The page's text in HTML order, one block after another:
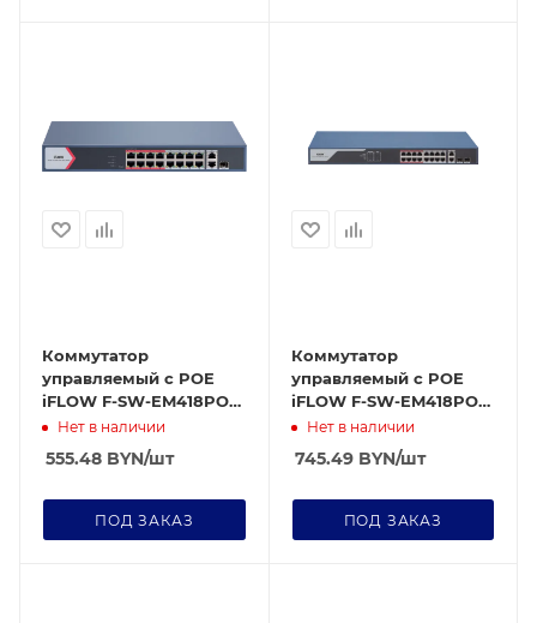
Коммутатор
управляемый c POE
iFLOW F-SW-EM418POE-
VM/L
Нет в наличии
555.48 BYN/шт
ПОД ЗАКАЗ
Коммутатор
управляемый c POE
iFLOW F-SW-EM418POE-
VMНет в наличии
745.49BYN/шт
ПОД ЗАКАЗ